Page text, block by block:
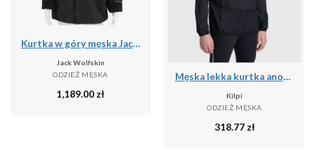
Kurtka w góry męska Jack Wolfskin A618586350
Jack Wolfskin
ODZIEŻ MĘSKA
1,189.00 zł
Męska lekka kurtka anorak Kilpi ANORI-M
Kilpi
ODZIEŻ MĘSKA
318.77 zł